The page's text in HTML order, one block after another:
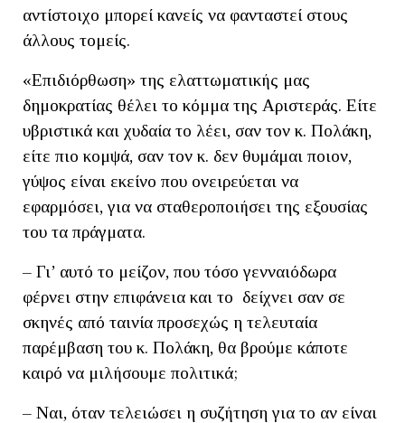
αντίστοιχο μπορεί κανείς να φανταστεί στους
άλλους τομείς.
«Επιδιόρθωση» της ελαττωματικής μας
δημοκρατίας θέλει το κόμμα της Αριστεράς. Είτε
υβριστικά και χυδαία το λέει, σαν τον κ. Πολάκη,
είτε πιο κομψά, σαν τον κ. δεν θυμάμαι ποιον,
γύψος είναι εκείνο που ονειρεύεται να
εφαρμόσει, για να σταθεροποιήσει της εξουσίας
του τα πράγματα.
– Γι’ αυτό το μείζον, που τόσο γενναιόδωρα
φέρνει στην επιφάνεια και το δείχνει σαν σε
σκηνές από ταινία προσεχώς η τελευταία
παρέμβαση του κ. Πολάκη, θα βρούμε κάποτε
καιρό να μιλήσουμε πολιτικά;
– Ναι, όταν τελειώσει η συζήτηση για το αν είναι